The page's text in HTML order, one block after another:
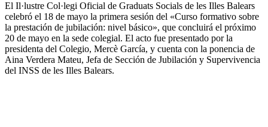
El Il·lustre Col·legi Oficial de Graduats Socials de les Illes Balears
celebró el 18 de mayo la primera sesión del «Curso formativo sobre
la prestación de jubilación: nivel básico», que concluirá el próximo
20 de mayo en la sede colegial. El acto fue presentado por la
presidenta del Colegio, Mercè García, y cuenta con la ponencia de
Aina Verdera Mateu, Jefa de Sección de Jubilación y Supervivencia
del INSS de les Illes Balears.